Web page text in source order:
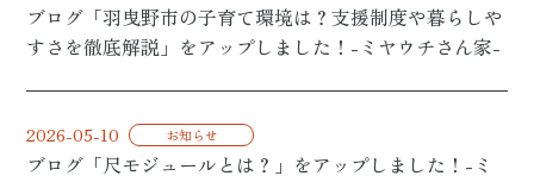
ブログ「羽曳野市の子育て環境は？支援制度や暮らしや
すさを徹底解説」をアップしました！-ミヤウチさん家-
2026-05-10 お知らせ
ブログ「尺モジュールとは？」をアップしました！-ミ